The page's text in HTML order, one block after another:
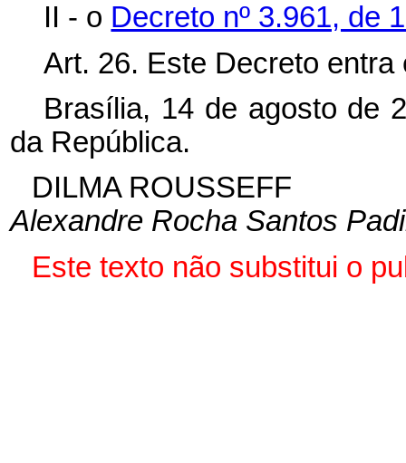
II - o Decreto nº 3.961, de
Art. 26. Este Decreto
Brasília, 14 de agosto de
da República.
DILMA ROUSSEFF
Alexandre Rocha Santos
Este texto não substitui o